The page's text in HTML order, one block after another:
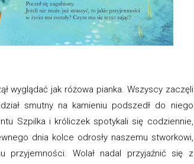
wyglądać jak różowa pianka. Wszyscy zaczęli
smutny na kamieniu podszedł do niego
Szpilka i króliczek spotykali się codziennie,
dnia kolce odrosły naszemu stworkowi,
przyjemności. Wolał nadal przyjaźnić się z